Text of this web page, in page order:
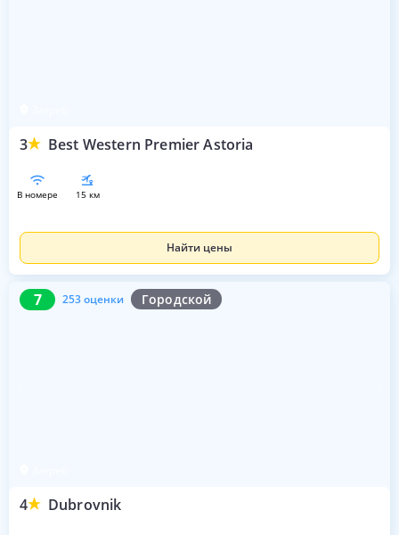
3 Best Western Premier Astoria
в номере 15 км
Найти цены
7 253 оценки Городской
4 Dubrovnik
7 253 оценки